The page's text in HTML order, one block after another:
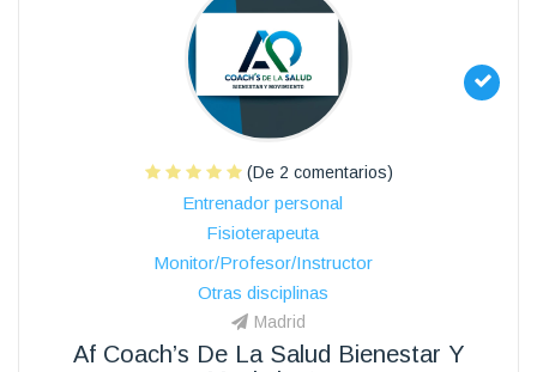
(De 2 comentarios)
Entrenador personal
Fisioterapeuta
Monitor/Profesor/Instructor
Otras disciplinas
Madrid
Af Coach’s De La Salud Bienestar Y